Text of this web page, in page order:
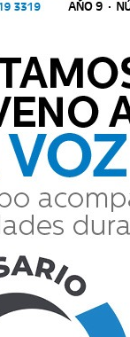
a
el proceso